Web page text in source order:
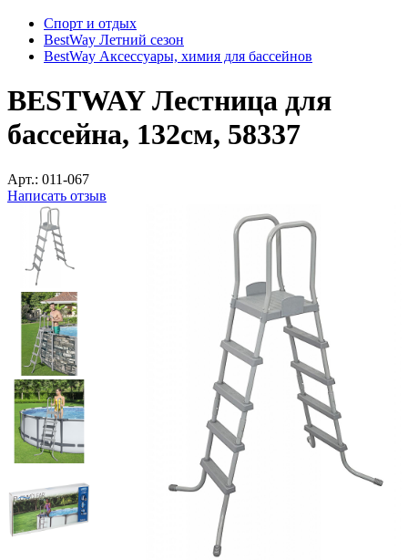
Спорт и отдых
BestWay Летний сезон
BestWay Аксессуары, химия для бассейнов
BESTWAY Лестница для
бассейна, 132см, 58337
Арт.: 011-067
Написать отзыв